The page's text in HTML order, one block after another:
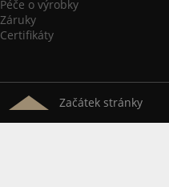
Péče o výrobky
Záruky
Certifikáty
Začátek stránky